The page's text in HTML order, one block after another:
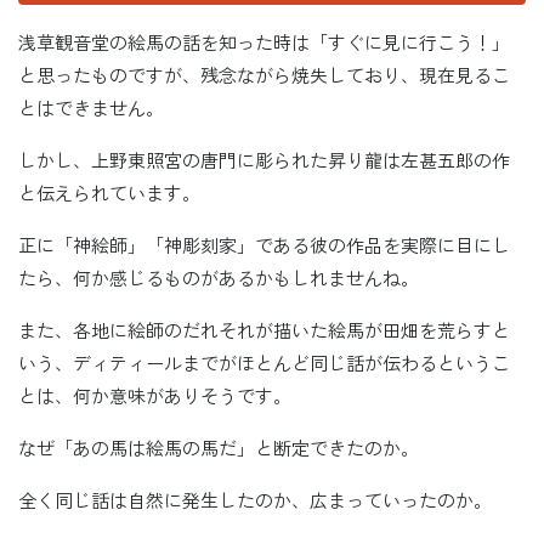
浅草観音堂の絵馬の話を知った時は「すぐに見に行こう！」
と思ったものですが、残念ながら焼失しており、現在見るこ
とはできません。
しかし、上野東照宮の唐門に彫られた昇り龍は左甚五郎の作
と伝えられています。
正に「神絵師」「神彫刻家」である彼の作品を実際に目にし
たら、何か感じるものがあるかもしれませんね。
また、各地に絵師のだれそれが描いた絵馬が田畑を荒らすと
いう、ディティールまでがほとんど同じ話が伝わるというこ
とは、何か意味がありそうです。
なぜ「あの馬は絵馬の馬だ」と断定できたのか。
全く同じ話は自然に発生したのか、広まっていったのか。